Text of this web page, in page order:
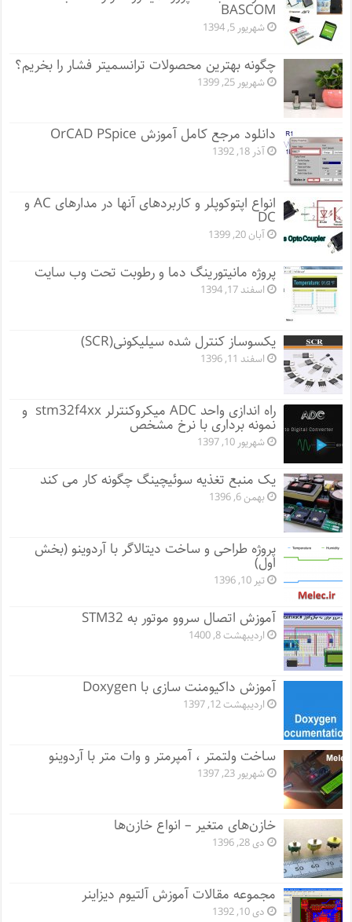
BASCOM
شهریور 5, 1394
چگونه بهترین محصولات ترانسمیتر فشار را بخریم؟
شهریور 25, 1399
دانلود مرجع کامل آموزش OrCAD PSpice
آذر 18, 1392
انواع اپتوکوپلر و کاربردهای آنها در مدارهای AC و
DC
آبان 20, 1399
پروژه مانيتورينگ دما و رطوبت تحت وب سایت
اسفند 17, 1394
یکسوساز کنترل شده سیلیکونی(SCR)
اسفند 11, 1396
راه اندازی واحد ADC میکروکنترلر stm32f4xx و
نمونه برداری با نرخ مشخص
شهریور 10, 1397
یک منبع تغذیه سوئیچینگ چگونه کار می کند
بهمن 6, 1396
پروژه طراحی و ساخت دیتالاگر با آردوینو (بخش
اول)
تیر 10, 1396
آموزش اتصال سروو موتور به STM32
اردیبهشت 8, 1400
آموزش داکیومنت سازی با Doxygen
اردیبهشت 12, 1397
ساخت ولتمتر ، آمپرمتر و وات متر با آردوینو
شهریور 23, 1397
خازن‌های متغیر – انواع خازن‌ها
دی 28, 1396
مجموعه مقالات آموزش آلتیوم دیزاینر
دی 10, 1392